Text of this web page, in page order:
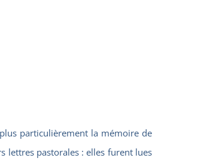
particulièrement la mémoire de
lettres pastorales : elles furent lues